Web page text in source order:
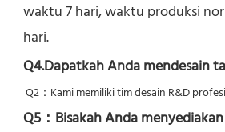
waktu 7 hari, waktu produksi
hari.
Q4.Dapatkah Anda mendesain
Q2： Kami memiliki tim desain R&D
Q5： Bisakah Anda